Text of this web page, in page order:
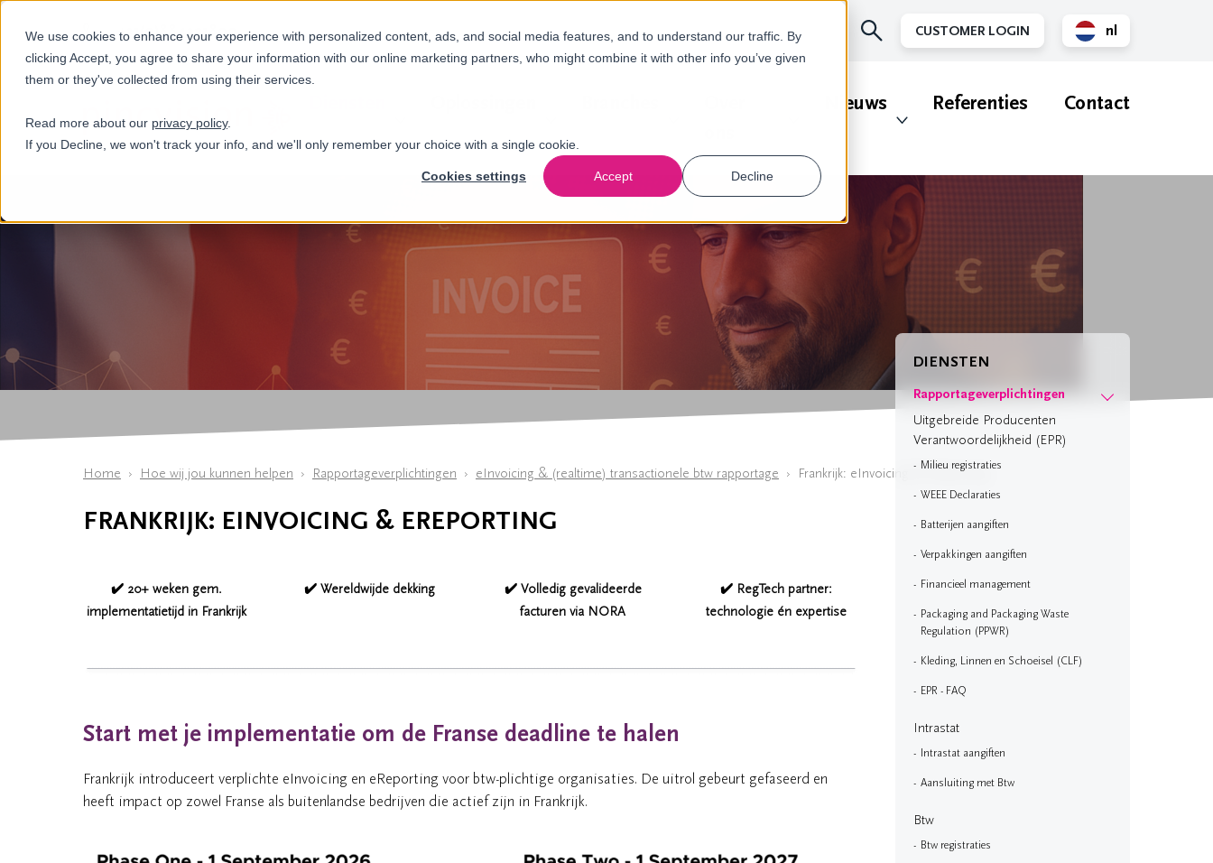
We use cookies to enhance your experience with personalized content, ads, and social media features, and to understand our traffic. By
clicking Accept, you agree to share your information with our online marketing partners, who might combine it with other info you’ve given
them or they've collected from using their services.
Read more about our privacy policy.
If you Decline, we won't track your info, and we'll only remember your choice with a single cookie.
Cookies settings Accept Decline
+31(0)884321800 CUSTOMER LOGIN
nl
Nieuws Referenties Contact
Home Hoe wij jou kunnen helpen Rapportageverplichtingen eInvoicing & (realtime) transactionele btw rapportage Frankrijk: eInvoicing & eReporting
FRANKRIJK: EINVOICING & EREPORTING
✔️ 20+ weken gem.
implementatietijd in Frankrijk
✔️ Wereldwijde dekking
✔️ Volledig gevalideerde
facturen via NORA
✔️ RegTech partner:
technologie én expertise
Start met je implementatie om de Franse deadline te halen
Frankrijk introduceert verplichte eInvoicing en eReporting voor btw-plichtige organisaties. De uitrol gebeurt gefaseerd en
heeft impact op zowel Franse als buitenlandse bedrijven die actief zijn in Frankrijk.
DIENSTEN
Rapportageverplichtingen
Uitgebreide Producenten
Verantwoordelijkheid (EPR)
Milieu registraties
WEEE Declaraties
Batterijen aangiften
Verpakkingen aangiften
Financieel management
Packaging and Packaging Waste
Regulation (PPWR)
Kleding, Linnen en Schoeisel (CLF)
EPR - FAQ
Intrastat
Intrastat aangiften
Aansluiting met Btw
Btw
Btw registraties